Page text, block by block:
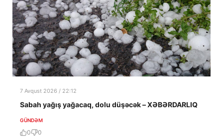
7 Avqust 2026 / 22:12
Sabah yağış yağacaq, dolu düşəcək – XƏBƏRDARLIQ
GÜNDƏM
0 0